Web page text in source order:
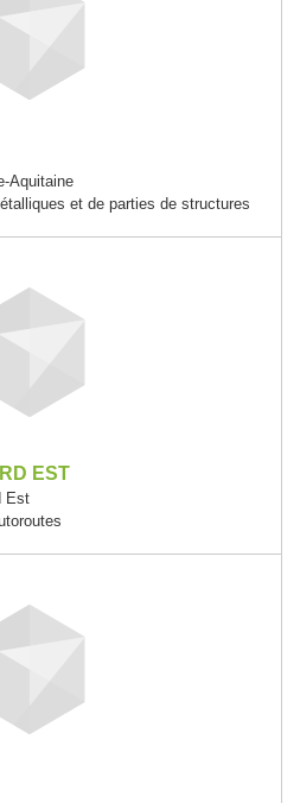
Aquitaine
et de parties de structures
EST
Est